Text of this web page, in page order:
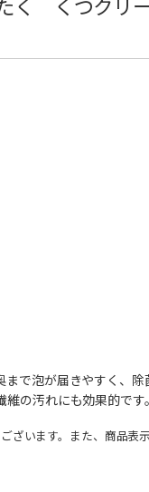
く くつク
で泡が届きやすく、
の汚れにも効果的です。
います。また、商品表